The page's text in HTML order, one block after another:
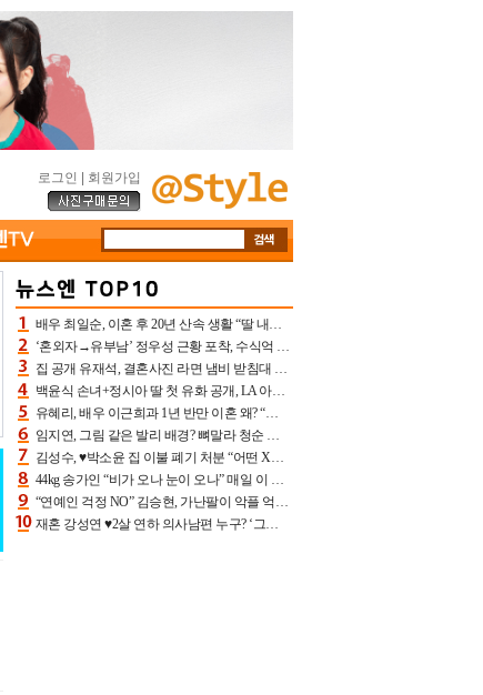
로그인 회원가입
배우 최일순, 이혼 후 20년 산속 생활 “딸 내가 버렸다고 원망‥맘 아파”(특종)[어제TV]
‘혼외자→유부남’ 정우성 근황 포착, 수식억 해킹 피해 후배 만났다 “존경하는”
집 공개 유재석, 결혼사진 라면 냄비 받침대 되고 분노‥가족사진도 피해(놀뭐)[어제TV]
백윤식 손녀+정시아 딸 첫 유화 공개, LA 아트쇼→서울국제조각페스타 작가다운 수준급 실력
유혜리, 배우 이근희과 1년 반만 이혼 왜? “식칼 꽂고 의자 던져” 충격 폭로(특종)[어제TV]
임지연, 그림 같은 발리 배경? 뼈말라 청순 비키니 핏에 상대 안 되네
김성수, ♥박소윤 집 이불 폐기 처분 “어떤 X이랑 썼을지 몰라” 질투(신랑수업2)[어제TV]
44kg 송가인 “비가 오나 눈이 오나” 매일 이 운동, 허벅지 근육량 상승+체지방 감소
“연예인 걱정 NO” 김승현, 가난팔이 악플 억울할만‥아내+딸과 日 여행
재혼 강성연 ♥2살 연하 의사남편 누구? ‘그알’ 자문의에 훈남 비주얼 초엘리트 스펙 [종합]